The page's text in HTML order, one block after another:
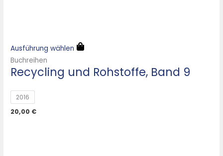
Ausführung wählen
Buchreihen
Recycling und Rohstoffe, Band 9
2016
20,00 €